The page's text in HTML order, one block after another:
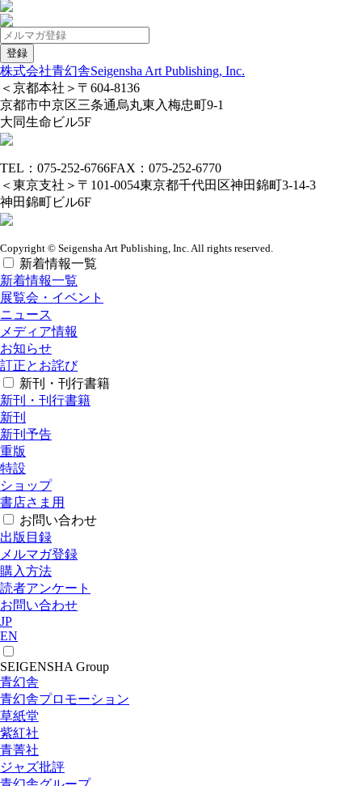
株式会社青幻舎Seigensha Art Publishing, Inc.
＜京都本社＞ 〒604-8136
京都市中京区三条通烏丸東入梅忠町9-1
大同生命ビル5F
TEL：075-252-6766FAX：075-252-6770
＜東京支社＞ 〒101-0054東京都千代田区神田錦町3-14-3
神田錦町ビル6F
Copyright © Seigensha Art Publishing, Inc. All rights reserved.
新着情報一覧
新着情報一覧
展覧会・イベント
ニュース
メディア情報
お知らせ
訂正とお詫び
新刊・刊行書籍
新刊・刊行書籍
新刊
新刊予告
重版
特設
ショップ
書店さま用
お問い合わせ
出版目録
メルマガ登録
購入方法
読者アンケート
お問い合わせ
JP
EN
SEIGENSHA Group
青幻舎
青幻舎プロモーション
草紙堂
紫紅社
青菁社
ジャズ批評